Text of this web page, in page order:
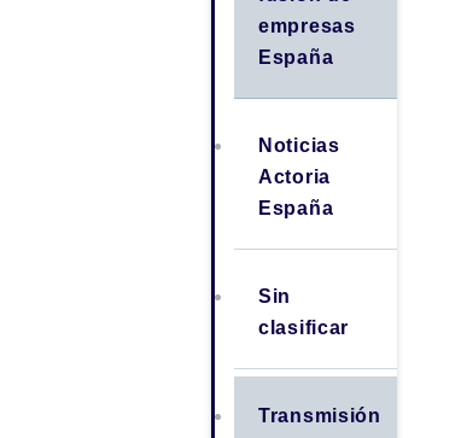
empresas
España
Noticias
Actoria
España
Sin
clasificar
Transmisión